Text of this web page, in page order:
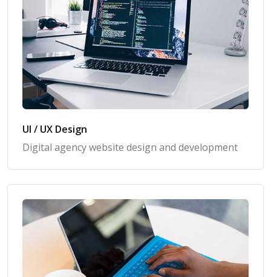
UI / UX Design
Digital agency website design and development